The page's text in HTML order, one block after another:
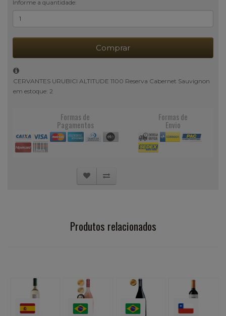
Informe a quantidade:
Comprar
CERVANTES URUBICI ALTITUDE 1100 Reserva Cabernet Sauvignon
em estoque: 2
Formas de
Pagamentos
Formas de
Envio
Produtos relacionados